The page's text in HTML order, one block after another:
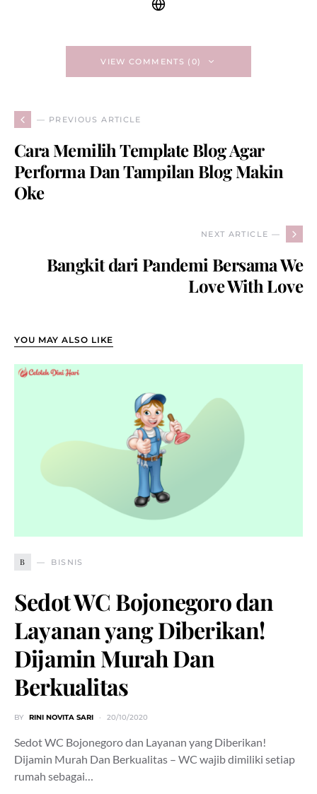
VIEW COMMENTS (0)
— PREVIOUS ARTICLE
Cara Memilih Template Blog Agar
Performa Dan Tampilan Blog Makin
Oke
NEXT ARTICLE —
Bangkit dari Pandemi Bersama We
Love With Love
YOU MAY ALSO LIKE
B BISNIS
Sedot WC Bojonegoro dan
Layanan yang Diberikan!
Dijamin Murah Dan
Berkualitas
BY RINI NOVITA SARI 20/10/2020
Sedot WC Bojonegoro dan Layanan yang Diberikan!
Dijamin Murah Dan Berkualitas – WC wajib dimiliki setiap
rumah sebagai…